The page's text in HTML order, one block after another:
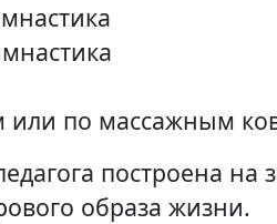
или по массажным
построена на
образа жизни.